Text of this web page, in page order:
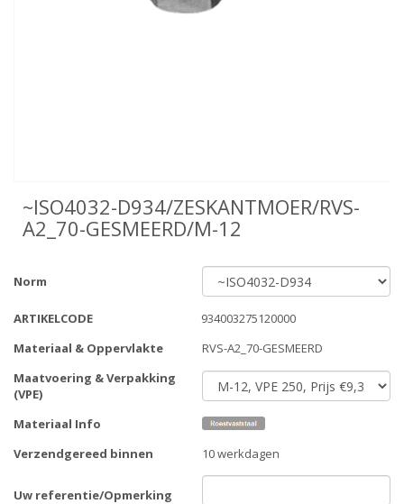
~ISO4032-D934/ZESKANTMOER/RVS-
A2_70-GESMEERD/M-12
Norm
ARTIKELCODE
934003275120000
Materiaal & Oppervlakte
RVS-A2_70-GESMEERD
Maatvoering & Verpakking
(VPE)
Materiaal Info
Verzendgereed binnen
10 werkdagen
Uw referentie/Opmerking